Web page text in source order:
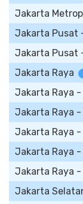
Jakarta
Jakarta Pusat
Jakarta Pusat
Jakarta Raya
Jakarta Raya -
Jakarta Raya -
Jakarta Raya
Jakarta Raya
Jakarta Raya
Jakarta